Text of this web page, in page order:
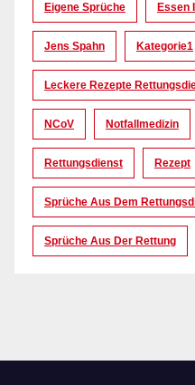
Eigene Sprüche Essen
Jens Spahn Kategorie1
Leckere Rezepte
NCoV Notfallmedizin
Rettungsdienst Rezept
Sprüche Aus Dem
Sprüche Aus Der Rettung